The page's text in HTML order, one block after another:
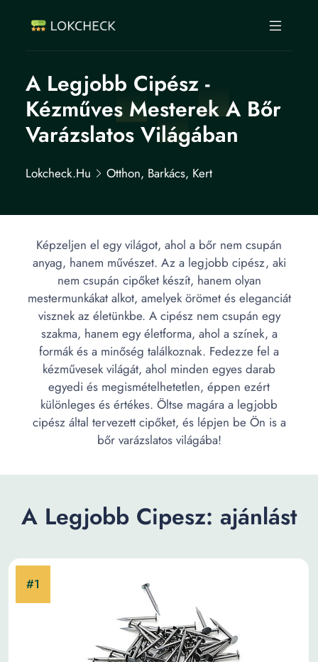
A Legjobb Cipész -
Kézműves Mesterek A Bőr
Varázslatos Világában
Lokcheck.hu Otthon, Barkács, Kert
Képzeljen el egy világot, ahol a bőr nem csupán
anyag, hanem művészet. Az a legjobb cipész, aki
nem csupán cipőket készít, hanem olyan
mestermunkákat alkot, amelyek örömet és eleganciát
visznek az életünkbe. A cipész nem csupán egy
szakma, hanem egy életforma, ahol a színek, a
formák és a minőség találkoznak. Fedezze fel a
kézművesek világát, ahol minden egyes darab
egyedi és megismételhetetlen, éppen ezért
különleges és értékes. Öltse magára a legjobb
cipész által tervezett cipőket, és lépjen be Ön is a
bőr varázslatos világába!
A Legjobb Cipesz: ajánlást